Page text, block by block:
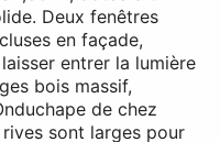
Deux fenêtres
en façade,
entrer la lumière
bois massif,
de chez
sont larges pour